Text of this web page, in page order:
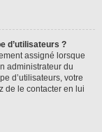
d’utilisateurs ?
assigné lorsque
administrateur du
d’utilisateurs, votre
de le contacter en lui